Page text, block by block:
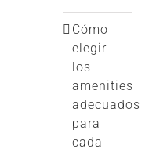
Cómo
elegir
los
amenities
adecuados
para
cada